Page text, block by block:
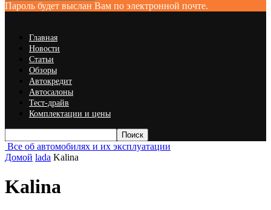
Пароль будет выслан Вам по электронной почте.
Главная
Новости
Статьи
Обзоры
Автокредит
Автосалоны
Тест-драйв
Комплектации и цены
Все об автомобилях и их эксплуатации
Домой lada Kalina
Kalina